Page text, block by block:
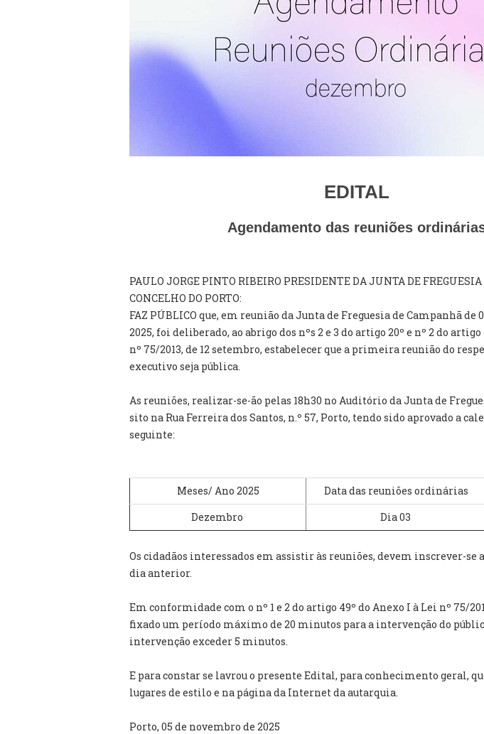
EDITAL
Agendamento das reuniões
PAULO JORGE PINTO RIBEIRO PRESIDENTE DA JUNTA DE
CONCELHO DO PORTO:
FAZ PÚBLICO que, em reunião da Junta de Freguesia de Campanhã de
2025, foi deliberado, ao abrigo dos nºs 2 e 3 do artigo 20º e nº 2 do
nº 75/2013, de 12 setembro, estabelecer que a primeira reunião do
executivo seja pública.
As reuniões, realizar-se-ão pelas 18h30 no Auditório da Junta de
sito na Rua Ferreira dos Santos, n.º 57, Porto, tendo sido aprovado a
seguinte:
Meses/ Ano 2025
Data das reuniões ordinárias
Dezembro
Dia 03
Os cidadãos interessados em assistir às reuniões, devem inscrever-se
dia anterior.
Em conformidade com o nº 1 e 2 do artigo 49º do Anexo I à Lei nº 75/
fixado um período máximo de 20 minutos para a intervenção do
intervenção exceder 5 minutos.
E para constar se lavrou o presente Edital, para conhecimento geral,
lugares de estilo e na página da Internet da autarquia.
Porto, 05 de novembro de 2025